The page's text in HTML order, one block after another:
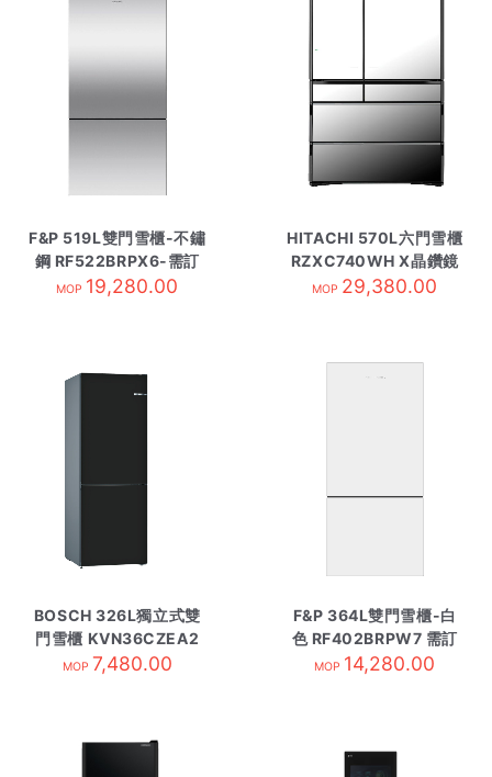
F&P 519L雙門雪櫃-不鏽
鋼 RF522BRPX6-需訂
貨
MOP 19,280.00
HITACHI 570L六門雪櫃
RZXC740WH X晶鑽鏡
面
MOP 29,380.00
BOSCH 326L獨立式雙
門雪櫃 KVN36CZEA2
時尚黑
MOP 7,480.00
F&P 364L雙門雪櫃-白
色 RF402BRPW7 需訂
貨
MOP 14,280.00